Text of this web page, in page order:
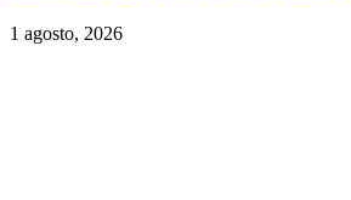
1 agosto, 2026